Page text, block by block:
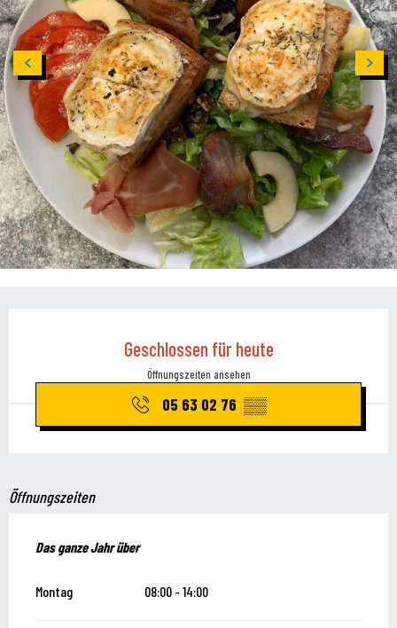
Geschlossen für heute
Öffnungszeiten ansehen
05 63 02 76 ▒▒
Öffnungszeiten
Das ganze Jahr über
Das ganze Jahr über
Montag 08:00 - 14:00